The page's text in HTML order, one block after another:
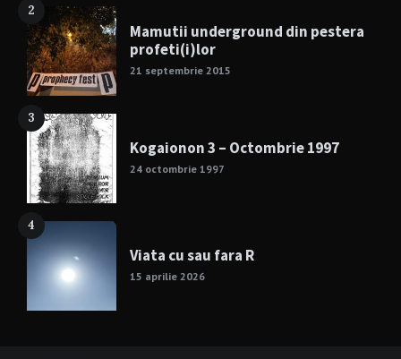
2
Mamutii underground din pestera
profeti(i)lor
21 septembrie 2015
3
Kogaionon 3 – Octombrie 1997
24 octombrie 1997
4
Viata cu sau fara R
15 aprilie 2026